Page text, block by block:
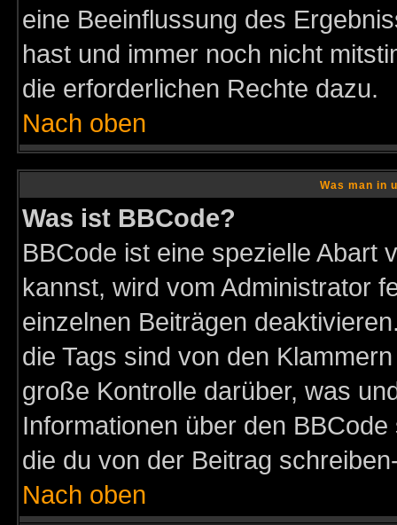
eine Beeinflussung des
hast und immer noch nicht
die erforderlichen Rechte dazu.
Nach oben
Was man in
Was ist BBCode?
BBCode ist eine spezielle Abart
kannst, wird vom Administrator
einzelnen Beiträgen
die Tags sind von den
große Kontrolle darüber, was
Informationen über den
die du von der Beitrag
Nach oben